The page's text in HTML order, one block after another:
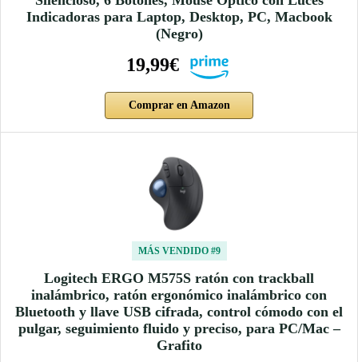
Indicadoras para Laptop, Desktop, PC, Macbook
(Negro)
19,99€
Comprar en Amazon
MÁS VENDIDO #9
Logitech ERGO M575S ratón con trackball
inalámbrico, ratón ergonómico inalámbrico con
Bluetooth y llave USB cifrada, control cómodo con el
pulgar, seguimiento fluido y preciso, para PC/Mac –
Grafito